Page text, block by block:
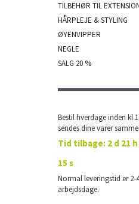
TILBEHØR TIL
HÅRPLEJE & STYLING
ØYENVIPPER
NEGLE
SALG 20 %
Bestil hverdage inden kl
sendes dine varer
Tid tilbage: 2 d 21
14 s
Normal leveringstid er 2-4
arbejdsdage.